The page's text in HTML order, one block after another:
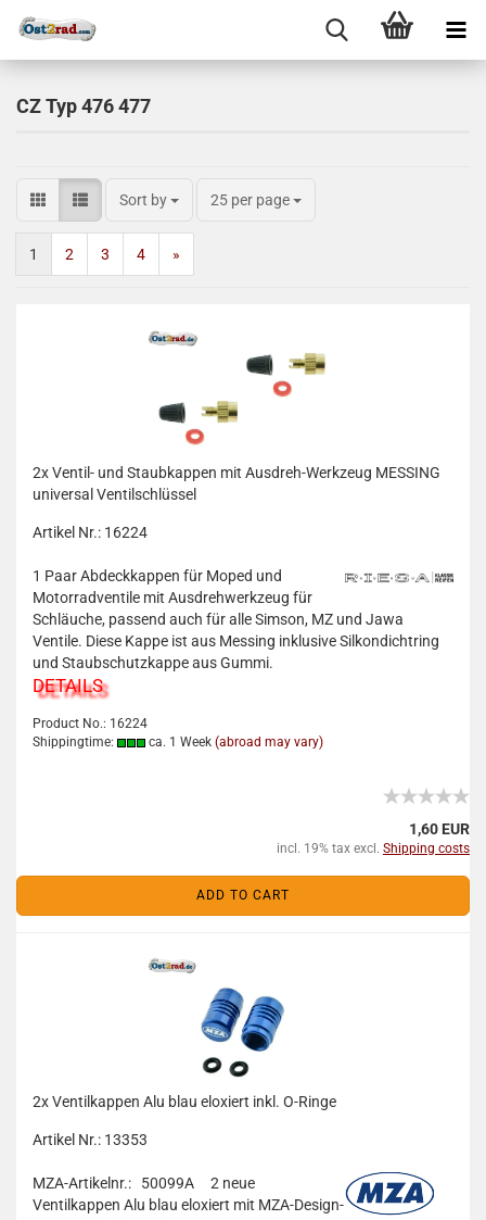
CZ Typ 476 477
Sort by 25 per page
1 2 3 4 »
2x Ventil- und Staubkappen mit Ausdreh-Werkzeug MESSING
universal Ventilschlüssel
Artikel Nr.: 16224
1 Paar Abdeckkappen für Moped und
Motorradventile mit Ausdrehwerkzeug für
Schläuche, passend auch für alle Simson, MZ und Jawa
Ventile. Diese Kappe ist aus Messing inklusive Silkondichtring
und Staubschutzkappe aus Gummi.
DETAILS
Product No.: 16224
Shippingtime:
ca. 1 Week (abroad may vary)
1,60 EUR
incl. 19% tax excl. Shipping costs
ADD TO CART
2x Ventilkappen Alu blau eloxiert inkl. O-Ringe
Artikel Nr.: 13353
MZA-Artikelnr.: 50099A
2 neue
Ventilkappen Alu blau eloxiert mit MZA-Design-